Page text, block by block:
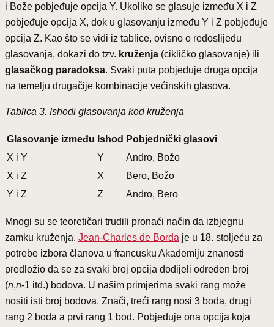
i Bože pobjeđuje opcija Y. Ukoliko se glasuje između X i Z
pobjeđuje opcija X, dok u glasovanju između Y i Z pobjeđuje
opcija Z. Kao što se vidi iz tablice, ovisno o redoslijedu
glasovanja, dokazi do tzv. kruženja (cikličko glasovanje) ili
glasačkog paradoksa. Svaki puta pobjeđuje druga opcija
na temelju drugačije kombinacije većinskih glasova.
Tablica 3. Ishodi glasovanja kod kruženja
Glasovanje između Ishod Pobjednički glasovi
X i Y
Y
Andro, Božo
X i Z
X
Bero, Božo
Y i Z
Z Andro, Bero
Mnogi su se teoretičari trudili pronaći način da izbjegnu
zamku kruženja. Jean-Charles de Borda je u 18. stoljeću za
potrebe izbora članova u francusku Akademiju znanosti
predložio da se za svaki broj opcija dodijeli određen broj
(n,n-1 itd.) bodova. U našim primjerima svaki rang može
nositi isti broj bodova. Znači, treći rang nosi 3 boda, drugi
rang 2 boda a prvi rang 1 bod. Pobjeđuje ona opcija koja